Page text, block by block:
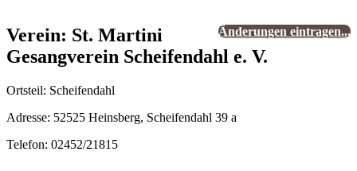
Änderungen eintragen...
Verein: St. Martini
Gesangverein Scheifendahl e. V.
Ortsteil: Scheifendahl
Adresse: 52525 Heinsberg, Scheifendahl 39 a
Telefon: 02452/21815